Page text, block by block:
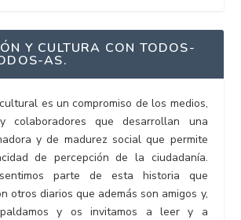
Y CULTURA CON TODOS-
AS.
es un compromiso de los medios,
colaboradores que desarrollan una
y de madurez social que permite
de percepción de la ciudadanía.
parte de esta historia que
otros diarios que además son amigos y,
y os invitamos a leer y a